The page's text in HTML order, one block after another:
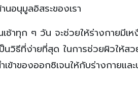
อนุมูลอิสระของเรา
ช้าทุก ๆ วัน จะช่วยให้ร่างกายมีเ
ธีที่ง่ายที่สุด ในการช่วยผิวให้สว
าของออกซิเจนให้กับร่างกายและ